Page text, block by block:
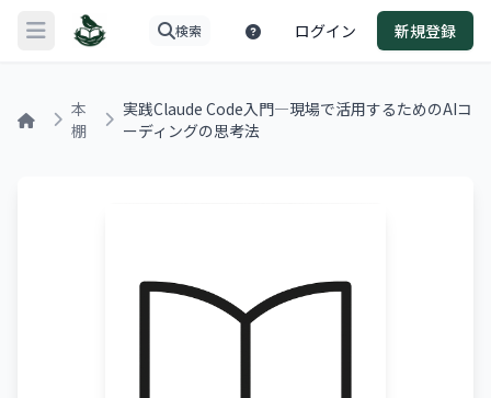
メニューを開く 検索 ログイン 新規登録
本
棚
実践Claude Code入門―現場で活用するためのAIコ
ーディングの思考法